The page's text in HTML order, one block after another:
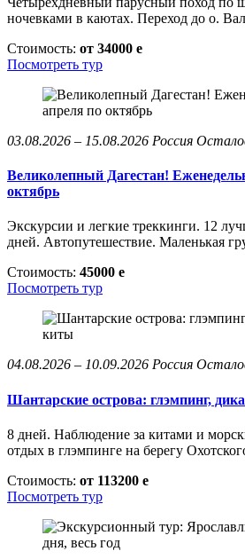
ночевками в каютах. Переход до о.
Стоимость: от 34000 e
Посмотреть тур
03.08.2026 – 15.08.2026 Россия
Великолепный Дагестан!
октябрь
Экскурсии и легкие треккинги. 12
дней. Автопутешествие. Маленькая
Стоимость: 45000 e
Посмотреть тур
04.08.2026 – 10.09.2026 Россия
Шантарские острова: глэмпинг,
8 дней. Наблюдение за китами и
отдых в глэмпинге на берегу
Стоимость: от 113200 e
Посмотреть тур